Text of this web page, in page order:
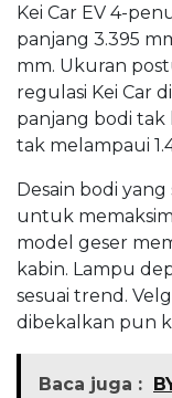
Kei Car EV 4-
panjang 3.395
mm. Ukuran
regulasi Kei Car
panjang bodi tak
tak melampaui
Desain bodi
untuk
model geser
kabin. Lampu
sesuai trend.
dibekalkan pun
Baca juga :